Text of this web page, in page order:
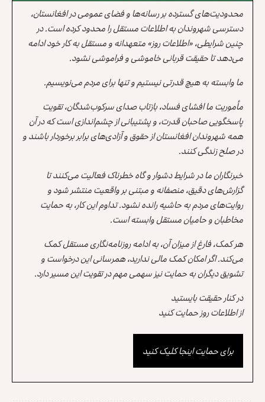
محدودیت‌های گسترده بر رسانه‌ها و فضای عمومی در افغانستان،
دسترسی شهروندان به اطلاعات مستقل را محدود کرده است. در
چنین شرایطی، «اطلاعات روز» متعهدانه و مستقل به کار خود ادامه
می‌دهد تا حقیقت قربانی خاموشی و فراموشی نشود.
ما وابسته به هیچ قدرتی نیستیم و تنها برای مردم می‌نویسیم.
مأموریت ما افشای فساد، بازتاب صدای سرکوب‌شدگان، تقویت
پاسخگویی صاحبان قدرت، و پشتیبانی از چشم‌اندازی است که در آن
همه شهروندان افغانستان از حقوق و آزادی‌های برابر برخوردار باشند و
در صلح زندگی کنند.
خبرنگاران ما در شرایط دشوار و گاه خطرناک فعالیت می‌کنند تا
گزارش‌های دقیق، منصفانه و مبتنی بر واقعیت منتشر شود و
روایت‌های مردم به حاشیه رانده نشود. تداوم این کار، به حمایت
مخاطبان و حامیان مستقل وابسته است.
هر کمک، فارغ از میزان آن، به ادامه روزنامه‌نگاری مستقل کمک
می‌کند. اگر امکان کمک مالی ندارید، همرسانی این درخواست و
تشویق دیگران به حمایت نیز سهمی مهم در تقویت این مسیر دارد.
در کنار حقیقت بایستید
از اطلاعات روز حمایت کنید
برای حمایت اینجا کلیک کنید